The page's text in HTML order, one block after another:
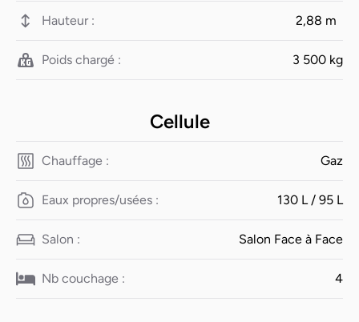
Hauteur : 2,88 m
Poids chargé : 3 500 kg
Cellule
Chauffage : Gaz
Eaux propres/usées : 130 L / 95 L
Salon : Salon Face à Face
Nb couchage : 4